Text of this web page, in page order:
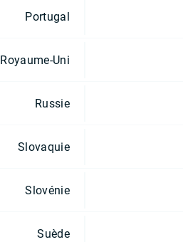
Portugal
Royaume-Uni
Russie
Slovaquie
Slovénie
Suède